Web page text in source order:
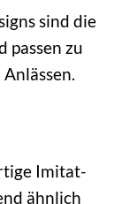
sind die
passen zu
Imitat-
ähnlich